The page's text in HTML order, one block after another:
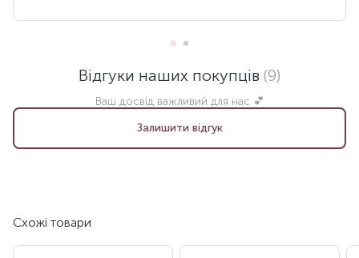
Відгуки наших покупців (9)
Ваш досвід важливий для нас 💕
Залишити відгук
Схожі товари